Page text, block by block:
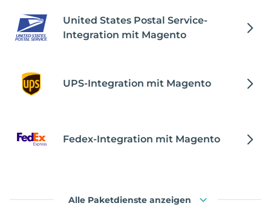
United States Postal Service-
Integration mit Magento
UPS-Integration mit Magento
Fedex-Integration mit Magento
Alle Paketdienste anzeigen